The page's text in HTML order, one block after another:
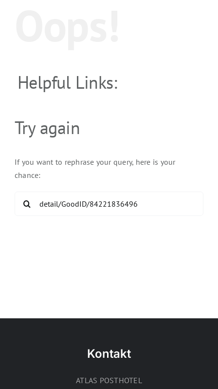
Helpful Links:
Try again
If you want to rephrase your query, here is your
chance:
Kontakt
ATLAS POSTHOTEL